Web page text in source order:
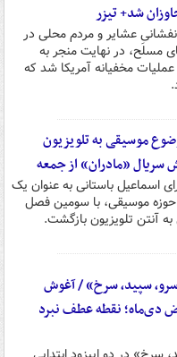
شد+ تیزر
عشایر و مردم محلی در
مسلح، در نهایت منجر به
مخفیانه آمریکا شد که
با موضوع موسیقی به تلویزیون
سریال «مادران» از جمعه
با اجرای اسماعیل باستانی به عنوان یک
موسیقی، با سومین فصل
سپید، سرخ» / آغوش
دی‌ماه؛ نقطه عطف نبرد